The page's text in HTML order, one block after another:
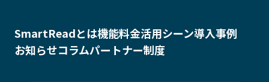
SmartReadとは機能料金活用シーン導入事例
お知らせコラムパートナー制度